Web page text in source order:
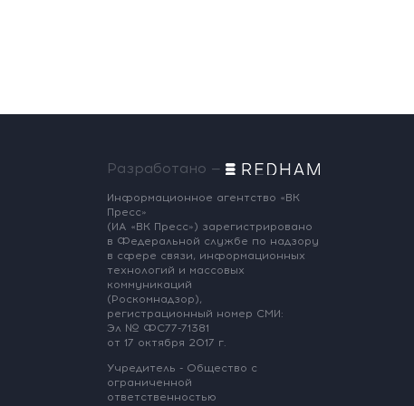
Разработано —
Информационное агентство «ВК
Пресс»
(ИА «ВК Пресс») зарегистрировано
в Федеральной службе по надзору
в сфере связи, информационных
технологий и массовых
коммуникаций
(Роскомнадзор),
регистрационный номер СМИ:
Эл № ФС77-71381
от 17 октября 2017 г.
Учредитель - Общество с
ограниченной
ответственностью